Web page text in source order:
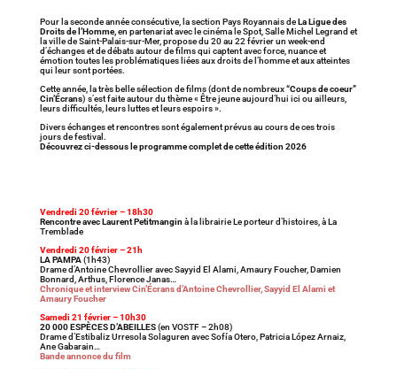
Pour la seconde année consécutive, la section Pays Royannais deLa Ligue des
Droits de l’Homme, en partenariat avec le cinéma le Spot, Salle Michel Legrand et
la ville de Saint-Palais-sur-Mer, propose du 20 au 22 février un week-end
d’échanges et de débats autour de films qui captent avec force, nuance et
émotion toutes les problématiques liées aux droits de l’homme et aux atteintes
qui leur sont portées.
Cette année, la très belle sélection de films (dont de nombreux“Coups de coeur”
Cin’Écrans) s’est faite autour du thème « Être jeune aujourd’hui ici ou ailleurs,
leurs difficultés, leurs luttes et leurs espoirs ».
Divers échanges et rencontres sont également prévus au cours de ces trois
jours de festival.
Découvrez ci-dessous le programme complet de cette édition 2026
Vendredi 20 février – 18h30
Rencontre avec Laurent Petitmangin à la librairie Le porteur d’histoires, à La
Tremblade
Vendredi 20 février – 21h
LA PAMPA(1h43)
Drame d’Antoine Chevrollier avec Sayyid El Alami, Amaury Foucher, Damien
Bonnard, Arthus, Florence Janas…
Chronique et interview Cin’Écrans d’Antoine Chevrollier, Sayyid El Alami et
Amaury Foucher
Samedi 21 février – 10h30
20 000 ESPÈCES D’ABEILLES(en VOSTF – 2h08)
Drame d’Estibaliz Urresola Solaguren avec Sofía Otero, Patricia López Arnaiz,
Ane Gabarain…
Bande annonce du film